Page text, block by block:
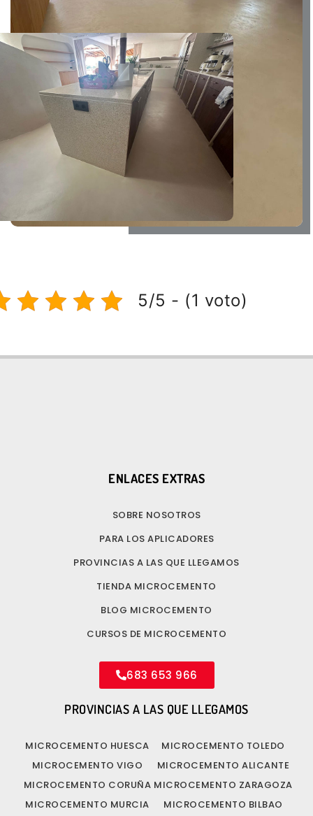
5/5 - (1 voto)
ENLACES EXTRAS
SOBRE NOSOTROS
PARA LOS APLICADORES
PROVINCIAS A LAS QUE LLEGAMOS
TIENDA MICROCEMENTO
BLOG MICROCEMENTO
CURSOS DE MICROCEMENTO
683 653 966
PROVINCIAS A LAS QUE LLEGAMOS
MICROCEMENTO HUESCA
MICROCEMENTO VIGO
MICROCEMENTO CORUÑA
MICROCEMENTO MURCIA
MICROCEMENTO TOLEDO
MICROCEMENTO ALICANTE
MICROCEMENTO ZARAGOZA
MICROCEMENTO BILBAO